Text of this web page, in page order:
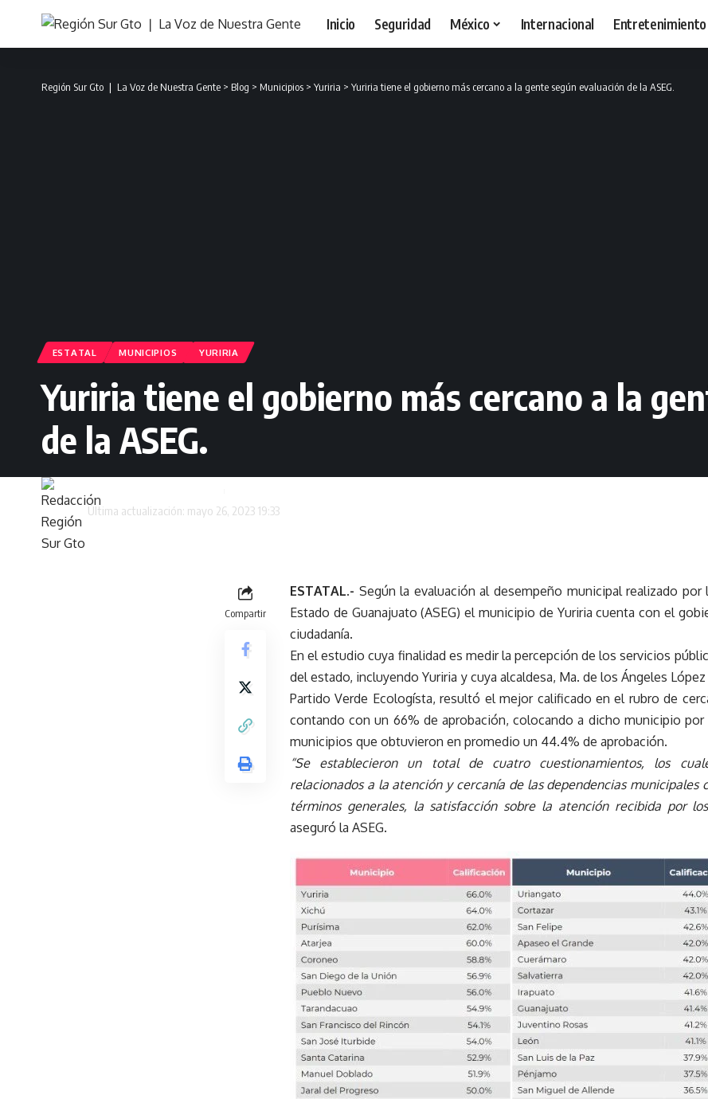
Inicio Seguridad México Internacional Entretenimiento
Región Sur Gto ❘ La Voz de Nuestra Gente > Blog > Municipios > Yuriria > Yuriria tiene el gobierno más cercano a la gente según evaluación de la ASEG.
ESTATAL MUNICIPIOS YURIRIA
Yuriria tiene el gobierno más cercano a la
de la ASEG.
Última actualización: mayo 26, 2023 19:33
Redacción Región Sur Gto
Compartir
ESTATAL.- Según la evaluación al desempeño municipal realizado
Estado de Guanajuato (ASEG) el municipio de Yuriria cuenta con el
ciudadanía.
En el estudio cuya finalidad es medir la percepción de los servicios
del estado, incluyendo Yuriria y cuya alcaldesa, Ma. de los Ángeles
Partido Verde Ecologísta, resultó el mejor calificado en el rubro de
contando con un 66% de aprobación, colocando a dicho municipio
municipios que obtuvieron en promedio un 44.4% de aprobación.
“Se establecieron un total de cuatro cuestionamientos, los
relacionados a la atención y cercanía de las dependencias municipales
términos generales, la satisfacción sobre la atención recibida por
aseguró la ASEG.